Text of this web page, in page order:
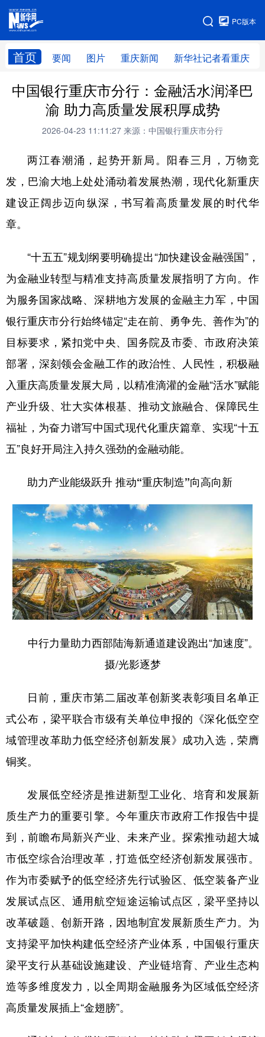
PC版本
首页 要闻 图片 重庆新闻 新华社记者看重庆
网站地图
中国银行重庆市分行：金融活水润泽巴
渝 助力高质量发展积厚成势
2026-04-23 11:11:27 来源：中国银行重庆市分行
两江春潮涌，起势开新局。阳春三月，万物竞
发，巴渝大地上处处涌动着发展热潮，现代化新重庆
建设正阔步迈向纵深，书写着高质量发展的时代华
章。
“十五五”规划纲要明确提出“加快建设金融强国”，
为金融业转型与精准支持高质量发展指明了方向。作
为服务国家战略、深耕地方发展的金融主力军，中国
银行重庆市分行始终锚定“走在前、勇争先、善作为”的
目标要求，紧扣党中央、国务院及市委、市政府决策
部署，深刻领会金融工作的政治性、人民性，积极融
入重庆高质量发展大局，以精准滴灌的金融“活水”赋能
产业升级、壮大实体根基、推动文旅融合、保障民生
福祉，为奋力谱写中国式现代化重庆篇章、实现“十五
五”良好开局注入持久强劲的金融动能。
助力产业能级跃升 推动“重庆制造”向高向新
中行力量助力西部陆海新通道建设跑出“加速度”。
摄/光影逐梦
日前，重庆市第二届改革创新奖表彰项目名单正
式公布，梁平联合市级有关单位申报的《深化低空空
域管理改革助力低空经济创新发展》成功入选，荣膺
铜奖。
发展低空经济是推进新型工业化、培育和发展新
质生产力的重要引擎。今年重庆市政府工作报告中提
到，前瞻布局新兴产业、未来产业。探索推动超大城
市低空综合治理改革，打造低空经济创新发展强市。
作为市委赋予的低空经济先行试验区、低空装备产业
发展试点区、通用航空短途运输试点区，梁平坚持以
改革破题、创新开路，因地制宜发展新质生产力。为
支持梁平加快构建低空经济产业体系，中国银行重庆
梁平支行从基础设施建设、产业链培育、产业生态构
造等多维度发力，以全周期金融服务为区域低空经济
高质量发展插上“金翅膀”。